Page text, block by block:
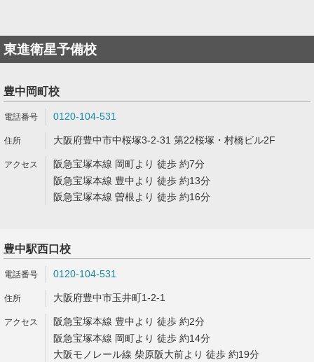
東進衛星予備校
豊中岡町校
0120-104-531
大阪府豊中市中桜塚3-2-31 第22桜塚・村橋ビル2F
阪急宝塚本線 岡町より 徒歩 約7分
阪急宝塚本線 豊中より 徒歩 約13分
阪急宝塚本線 曽根より 徒歩 約16分
豊中駅西口校
0120-104-531
大阪府豊中市玉井町1-2-1
阪急宝塚本線 豊中より 徒歩 約2分
阪急宝塚本線 岡町より 徒歩 約14分
大阪モノレール線 柴原阪大前より 徒歩 約19分